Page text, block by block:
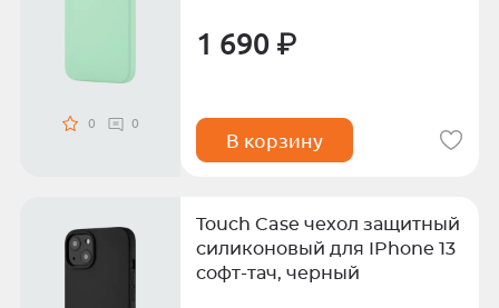
0 0
1 690 ₽
В корзину
Touch Case чехол защитный
силиконовый для IPhone 13
софт-тач, черный